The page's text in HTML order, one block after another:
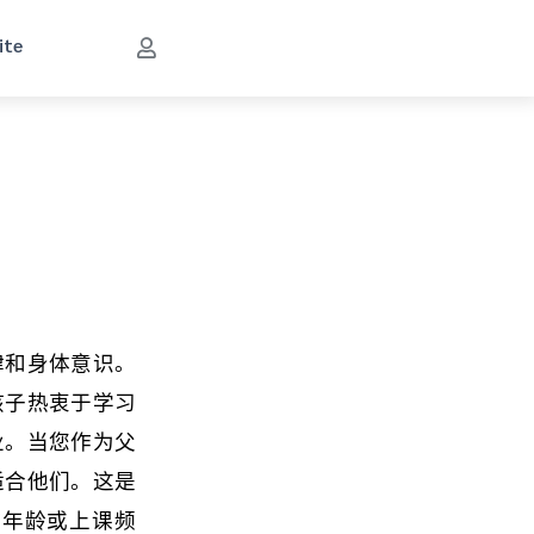
身体意识。
热衷于学习
当您作为父
他们。这是
龄或上课频